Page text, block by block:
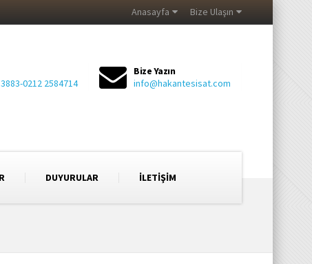
Anasayfa Bize Ulaşın
0212 2584714
Bize Yazın
info@hakantesisat.com
DUYURULAR İLETİŞİM